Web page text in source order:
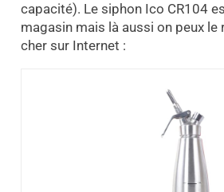
capacité). Le siphon Ico CR104
magasin mais là aussi on peux le
cher sur Internet :